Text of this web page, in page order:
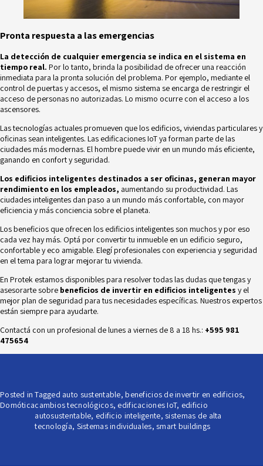
Pronta respuesta a las emergencias
La detección de cualquier emergencia se indica en el sistema en
tiempo real. Por lo tanto, brinda la posibilidad de ofrecer una reacción
inmediata para la pronta solución del problema. Por ejemplo, mediante el
control de puertas y accesos, el mismo sistema se encarga de restringir el
acceso de personas no autorizadas. Lo mismo ocurre con el acceso a los
ascensores.
Las tecnologías actuales promueven que los edificios, viviendas particulares y
oficinas sean inteligentes. Las edificaciones IoT ya forman parte de las
ciudades más modernas. El hombre puede vivir en un mundo más eficiente,
ganando en confort y seguridad.
Los edificios inteligentes destinados a ser oficinas, generan mayor
rendimiento en los empleados, aumentando su productividad. Las
ciudades inteligentes dan paso a un mundo más confortable, con mayor
eficiencia y más conciencia sobre el planeta.
Los beneficios que ofrecen los edificios inteligentes son muchos y por eso
cada vez hay más. Optá por convertir tu inmueble en un edificio seguro,
confortable y eco amigable. Elegí profesionales con experiencia y seguridad
en el tema para lograr mejorar tu vivienda.
En Protek estamos disponibles para resolver todas las dudas que tengas y
asesorarte sobre beneficios de invertir en edificios inteligentes y el
mejor plan de seguridad para tus necesidades específicas. Nuestros expertos
están siempre para ayudarte.
Contactá con un profesional de lunes a viernes de 8 a 18 hs.: +595 981
475654
Posted in
Domótica
Tagged auto sustentable,beneficios de invertir en edificios,
cambios tecnológicos, edificaciones IoT, edificio
autosustentable, edificio inteligente,sistemas de alta
tecnología, Sistemas individuales,smart buildings